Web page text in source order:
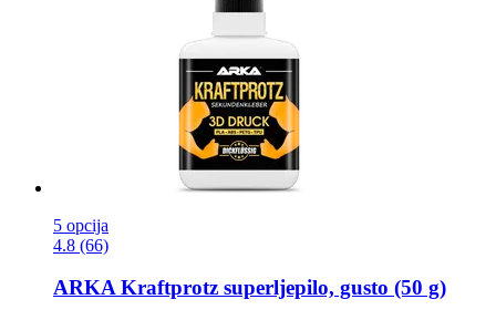
5 opcija
4.8 (66)
ARKAKraftprotz superljepilo, gusto (50 g)